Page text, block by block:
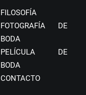
FILOSOFÍA
FOTOGRAFÍA DE
BODA
PELÍCULA DE
BODA
CONTACTO